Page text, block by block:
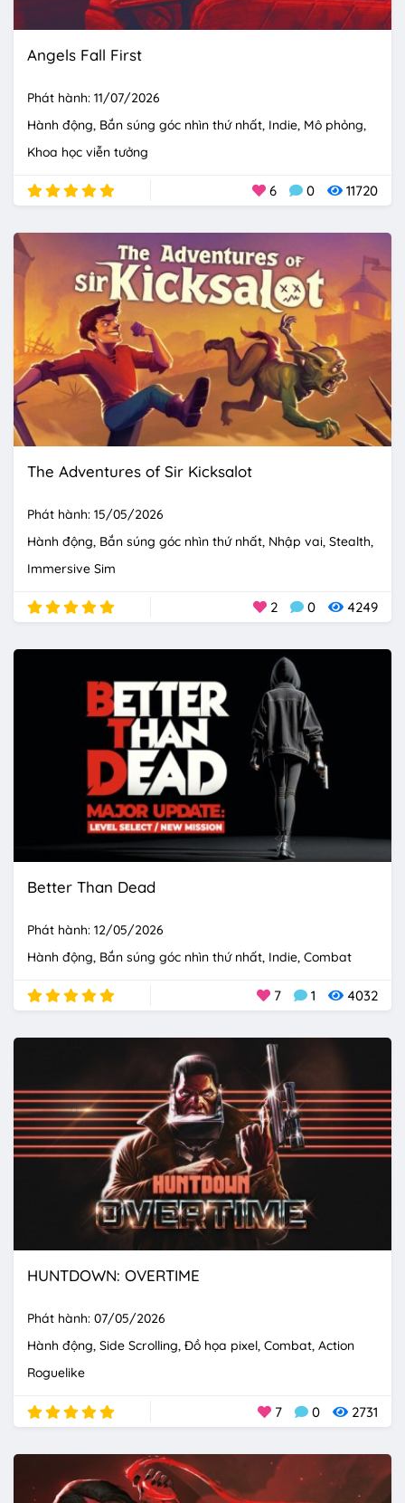
Angels Fall First
Phát hành: 11/07/2026
Hành động Bắn súng góc nhìn thứ nhất Indie Mô phỏng
Khoa học viễn tưởng
6 0 11720
The Adventures of Sir Kicksalot
Phát hành: 15/05/2026
Hành động Bắn súng góc nhìn thứ nhất Nhập vai Stealth
Immersive Sim
2 0 4249
Better Than Dead
Phát hành: 12/05/2026
Hành động Bắn súng góc nhìn thứ nhất Indie Combat
7 1 4032
HUNTDOWN: OVERTIME
Phát hành: 07/05/2026
Hành động Side Scrolling Đồ họa pixel Combat Action
Roguelike
7 0 2731